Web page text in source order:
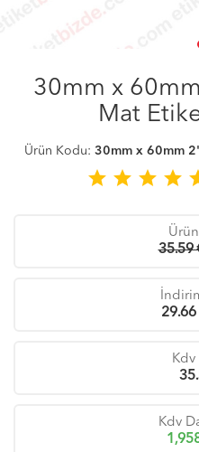
30mm x
Mat
Ürün Kodu: 30mm x 60mm
star star star star
Ürün
35.59
29.66
Kdv
Kdv